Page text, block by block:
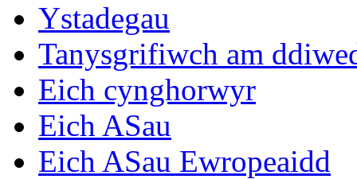
Ystadegau
Tanysgrifiwch am
Eich cynghorwyr
Eich ASau
Eich ASau Ewropeaidd